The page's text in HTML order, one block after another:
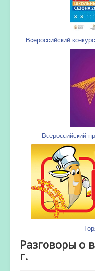
Всероссийский
Всероссийский
Разговоры о
г.